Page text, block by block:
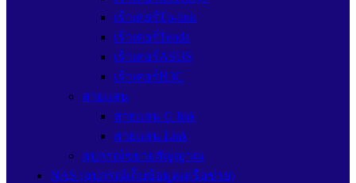
เร้าเตอร์Tp-link
เร้าเตอร์Tenda
เร้าเตอร์ASUS
เร้าเตอร์H3C
สายแลน
สายแลน G link
สายแลน Link
อุปกรณ์ขยายสัญญาณ
NAS (อุปกรณ์เก็บข้อมูลเครือข่าย)